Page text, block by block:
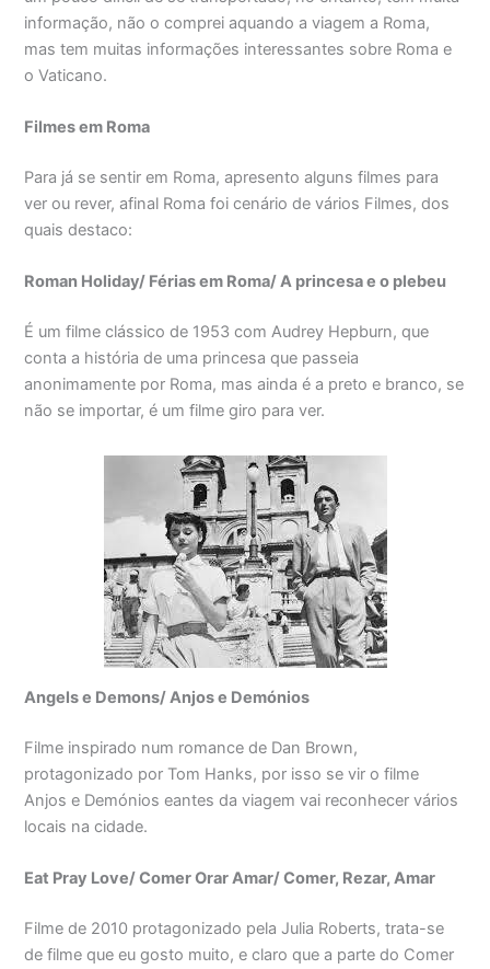
informação, não o comprei aquando a viagem a Roma,
mas tem muitas informações interessantes sobre Roma e
o Vaticano.
Filmes em Roma
Para já se sentir em Roma, apresento alguns filmes para
ver ou rever, afinal Roma foi cenário de vários Filmes, dos
quais destaco:
Roman Holiday/ Férias em Roma/ A princesa e o plebeu
É um filme clássico de 1953 com Audrey Hepburn, que
conta a história de uma princesa que passeia
anonimamente por Roma, mas ainda é a preto e branco, se
não se importar, é um filme giro para ver.
Angels e Demons/ Anjos e Demónios
Filme inspirado num romance de Dan Brown,
protagonizado por Tom Hanks, por isso se vir o filme
Anjos e Demónios eantes da viagem vai reconhecer vários
locais na cidade.
Eat Pray Love/ Comer Orar Amar/ Comer, Rezar, Amar
Filme de 2010 protagonizado pela Julia Roberts, trata-se
de filme que eu gosto muito, e claro que a parte do Comer